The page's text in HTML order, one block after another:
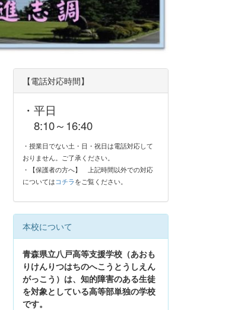
【電話対応時間】
・平日
8:10～16:40
・授業日でない土・日・祝日は電話対応して
おりません。ご了承ください。
・【保護者の方へ】
上記時間以外での対応
についてはコチラ をご覧ください。
本校について
青森県立八戸高等支援学校（あおも
りけんりつはちのへこうとうしえん
がっこう）は、知的障害のある生徒
を対象としている高等部単独の学校
です。